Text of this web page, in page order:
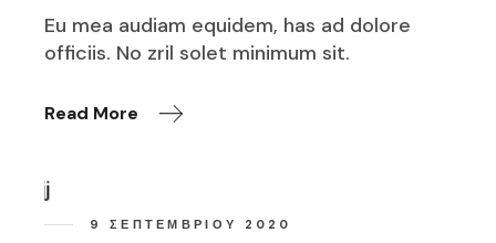
Eu mea audiam equidem, has ad dolore
officiis. No zril solet minimum sit.
Read More
9 ΣΕΠΤΕΜΒΡΊΟΥ 2020